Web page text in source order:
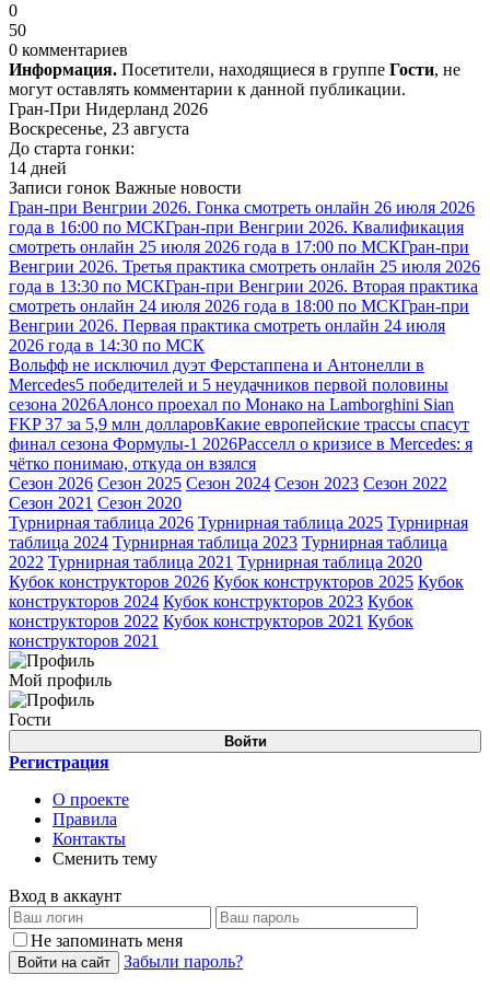
0
50
0 комментариев
Информация. Посетители, находящиеся в группе Гости, не
могут оставлять комментарии к данной публикации.
Гран-При Нидерланд 2026
Воскресенье, 23 августа
До старта гонки:
14 дней
Записи гонок Важные новости
Гран-при Венгрии 2026. Гонка смотреть онлайн 26 июля 2026
года в 16:00 по МСКГран-при Венгрии 2026. Квалификация
смотреть онлайн 25 июля 2026 года в 17:00 по МСКГран-при
Венгрии 2026. Третья практика смотреть онлайн 25 июля 2026
года в 13:30 по МСКГран-при Венгрии 2026. Вторая практика
смотреть онлайн 24 июля 2026 года в 18:00 по МСКГран-при
Венгрии 2026. Первая практика смотреть онлайн 24 июля
2026 года в 14:30 по МСК
Вольфф не исключил дуэт Ферстаппена и Антонелли в
Mercedes5 победителей и 5 неудачников первой половины
сезона 2026Алонсо проехал по Монако на Lamborghini Sian
FKP 37 за 5,9 млн долларовКакие европейские трассы спасут
финал сезона Формулы-1 2026Расселл о кризисе в Mercedes: я
чётко понимаю, откуда он взялся
Сезон 2026 Сезон 2025 Сезон 2024 Сезон 2023 Сезон 2022
Сезон 2021 Сезон 2020
Турнирная таблица 2026 Турнирная таблица 2025 Турнирная
таблица 2024 Турнирная таблица 2023 Турнирная таблица
2022 Турнирная таблица 2021 Турнирная таблица 2020
Кубок конструкторов 2026 Кубок конструкторов 2025 Кубок
конструкторов 2024 Кубок конструкторов 2023 Кубок
конструкторов 2022 Кубок конструкторов 2021 Кубок
конструкторов 2021
Мой профиль
Гости
Войти
Регистрация
О проекте
Правила
Контакты
Сменить тему
Вход в аккаунт
Не запоминать меня
Войти на сайт Забыли пароль?